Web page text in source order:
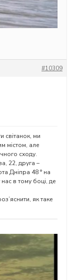
#10309
світанок, ми
містом, але
сходу.
22, друга –
Дніпра 48 ° на
в тому боці, де
як таке